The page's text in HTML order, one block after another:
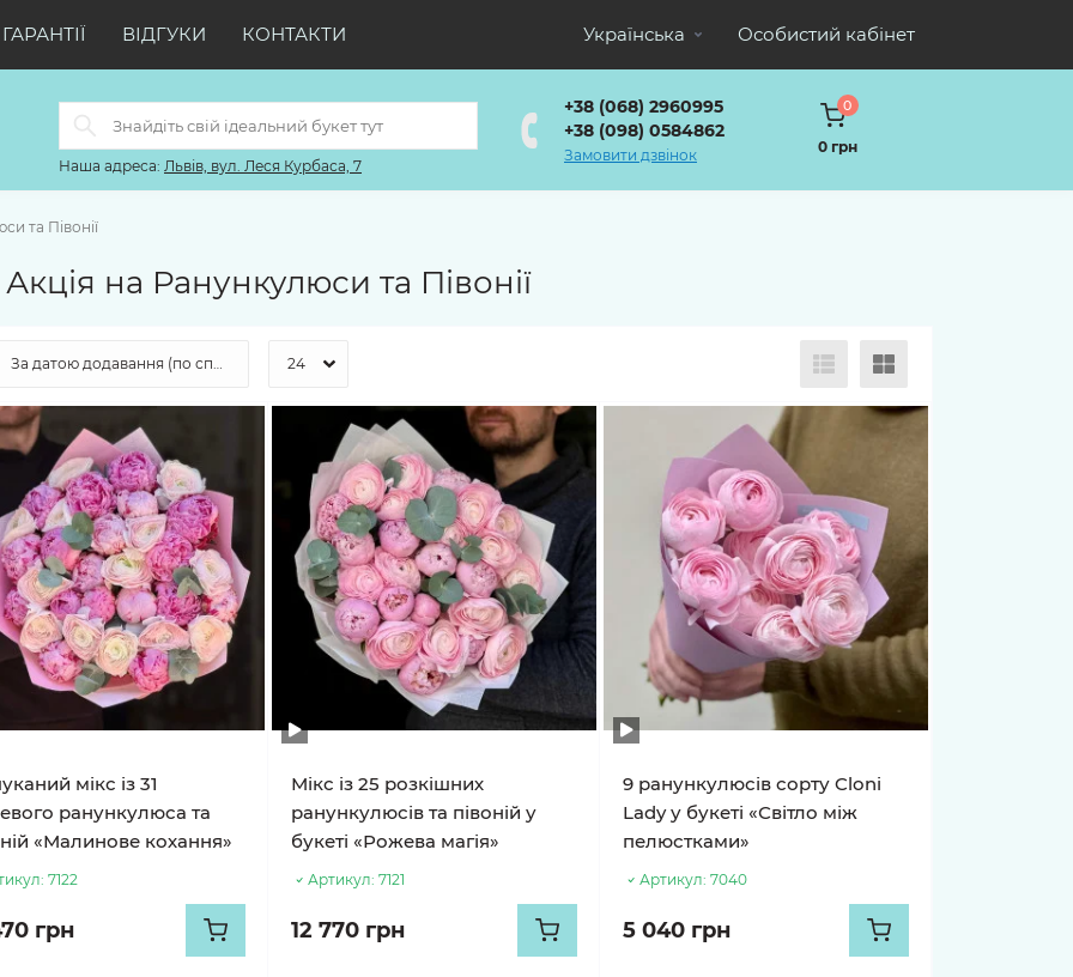
ГАРАНТІЇ ВІДГУКИ КОНТАКТИ Українська Особистий кабінет
Наша адреса: Львів, вул. Леся Курбаса, 7
+38 (068) 2960995
+38 (098) 0584862
Замовити дзвінок
0
0 грн
та Півонії
Акція на Ранункулюси та Півонії
мікс із 31
ранункулюса та
«Малинове кохання»
7122
грн
Мікс із 25 розкішних
ранункулюсів та півоній у
букеті «Рожева магія»
Артикул: 7121
12 770 грн
9 ранункулюсів сорту Cloni
Lady у букеті «Світло між
пелюстками»
Артикул: 7040
5 040 грн